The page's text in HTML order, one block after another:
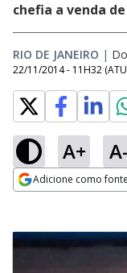
chefia a venda
RIO DE JANEIRO |
22/11/2014 - 11H32
A+ A-
Adicione como